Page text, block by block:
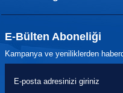
E-Bülten Aboneliği
Kampanya ve yeniliklerden